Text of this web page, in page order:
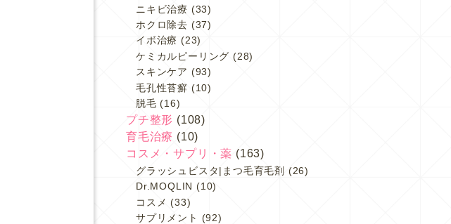
ニキビ治療 (33)
ホクロ除去 (37)
イボ治療 (23)
ケミカルピーリング (28)
スキンケア (93)
毛孔性苔癬 (10)
脱毛 (16)
プチ整形 (108)
育毛治療 (10)
コスメ・サプリ・薬 (163)
グラッシュビスタ|まつ毛育毛剤
(26)
Dr.MOQLIN (10)
コスメ (33)
サプリメント
(92)